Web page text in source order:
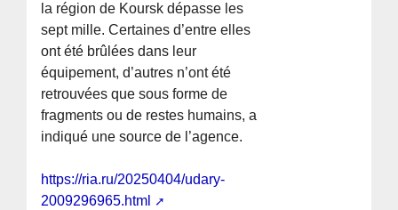
la région de Koursk dépasse les
sept mille. Certaines d’entre elles
ont été brûlées dans leur
équipement, d’autres n’ont été
retrouvées que sous forme de
fragments ou de restes humains, a
indiqué une source de l’agence.
https://ria.ru/20250404/udary-
2009296965.html